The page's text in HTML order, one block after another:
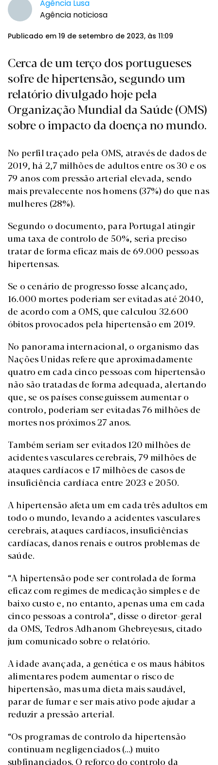
Agência Lusa
Agência noticiosa
Publicado em 19 de setembro de 2023, às 11:09
Cerca de um terço dos portugueses
sofre de hipertensão, segundo um
relatório divulgado hoje pela
Organização Mundial da Saúde (OMS)
sobre o impacto da doença no mundo.
No perfil traçado pela OMS, através de dados de
2019, há 2,7 milhões de adultos entre os 30 e os
79 anos com pressão arterial elevada, sendo
mais prevalecente nos homens (37%) do que nas
mulheres (28%).
Segundo o documento, para Portugal atingir
uma taxa de controlo de 50%, seria preciso
tratar de forma eficaz mais de 69.000 pessoas
hipertensas.
Se o cenário de progresso fosse alcançado,
16.000 mortes poderiam ser evitadas até 2040,
de acordo com a OMS, que calculou 32.600
óbitos provocados pela hipertensão em 2019.
No panorama internacional, o organismo das
Nações Unidas refere que aproximadamente
quatro em cada cinco pessoas com hipertensão
não são tratadas de forma adequada, alertando
que, se os países conseguissem aumentar o
controlo, poderiam ser evitadas 76 milhões de
mortes nos próximos 27 anos.
Também seriam ser evitados 120 milhões de
acidentes vasculares cerebrais, 79 milhões de
ataques cardíacos e 17 milhões de casos de
insuficiência cardíaca entre 2023 e 2050.
A hipertensão afeta um em cada três adultos em
todo o mundo, levando a acidentes vasculares
cerebrais, ataques cardíacos, insuficiências
cardíacas, danos renais e outros problemas de
saúde.
“A hipertensão pode ser controlada de forma
eficaz com regimes de medicação simples e de
baixo custo e, no entanto, apenas uma em cada
cinco pessoas a controla”, disse o diretor-geral
da OMS, Tedros Adhanom Ghebreyesus, citado
jum comunicado sobre o relatório.
A idade avançada, a genética e os maus hábitos
alimentares podem aumentar o risco de
hipertensão, mas uma dieta mais saudável,
parar de fumar e ser mais ativo pode ajudar a
reduzir a pressão arterial.
“Os programas de controlo da hipertensão
continuam negligenciados (…) muito
subfinanciados. O reforço do controlo da